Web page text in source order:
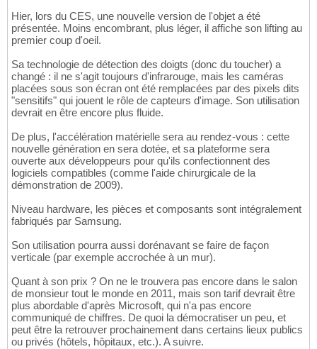
Hier, lors du CES, une nouvelle version de l'objet a été
présentée. Moins encombrant, plus léger, il affiche son lifting au
premier coup d'oeil.
Sa technologie de détection des doigts (donc du toucher) a
changé : il ne s'agit toujours d'infrarouge, mais les caméras
placées sous son écran ont été remplacées par des pixels dits
"sensitifs" qui jouent le rôle de capteurs d'image. Son utilisation
devrait en être encore plus fluide.
De plus, l'accélération matérielle sera au rendez-vous : cette
nouvelle génération en sera dotée, et sa plateforme sera
ouverte aux développeurs pour qu'ils confectionnent des
logiciels compatibles (comme l'aide chirurgicale de la
démonstration de 2009).
Niveau hardware, les pièces et composants sont intégralement
fabriqués par Samsung.
Son utilisation pourra aussi dorénavant se faire de façon
verticale (par exemple accrochée à un mur).
Quant à son prix ? On ne le trouvera pas encore dans le salon
de monsieur tout le monde en 2011, mais son tarif devrait être
plus abordable d'après Microsoft, qui n'a pas encore
communiqué de chiffres. De quoi la démocratiser un peu, et
peut être la retrouver prochainement dans certains lieux publics
ou privés (hôtels, hôpitaux, etc.). A suivre.